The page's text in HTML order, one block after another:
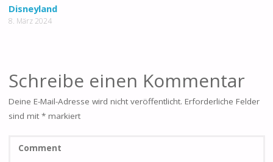
Disneyland
8. März 2024
Schreibe einen Kommentar
Deine E-Mail-Adresse wird nicht veröffentlicht. Erforderliche Felder
sind mit *markiert